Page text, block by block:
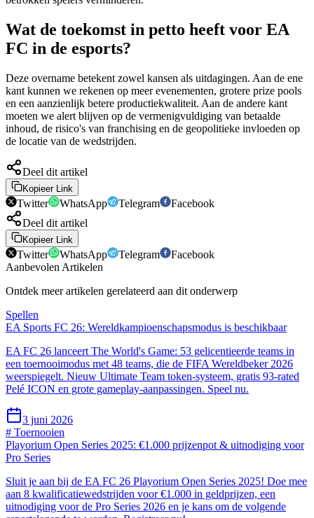
Wat de toekomst in petto heeft voor EA
FC in de esports?
Deze overname betekent zowel kansen als uitdagingen. Aan de ene
kant kunnen we rekenen op meer evenementen, grotere prize pools
en een aanzienlijk betere productiekwaliteit. Aan de andere kant
moeten we alert blijven op de vermenigvuldiging van betaalde
inhoud, de risico's van franchising en de geopolitieke invloeden op
de locatie van de wedstrijden.
Deel dit artikel
Kopieer Link
Twitter WhatsApp Telegram
Facebook
Deel dit artikel
Kopieer Link
Twitter WhatsApp Telegram
Facebook
Aanbevolen Artikelen
Ontdek meer artikelen gerelateerd aan dit onderwerp
Spellen
EA Sports FC 26: Wereldkampioenschapsmodus is beschikbaar
EA FC 26 lanceert The World's Game: 53 gelicentieerde teams in
een toernooimodus met 48 teams, die de FIFA Wereldbeker 2026
weerspiegelt. Nieuw Ultimate Team token-systeem, gratis 93-rated
Pelé ICON en grote gameplay-aanpassingen. Speel nu.
3 juni 2026
# Toernooien
Playorium Open Series 2025: €1.000 prijzenpot & uitnodiging voor
Pro Series
Sluit je aan bij de EA FC 26 Playorium Open Series 2025! Doe mee
aan 8 kwalificatiewedstrijden voor €1.000 in geldprijzen, een
uitnodiging voor de Pro Series 2026 en je kans om de volgende